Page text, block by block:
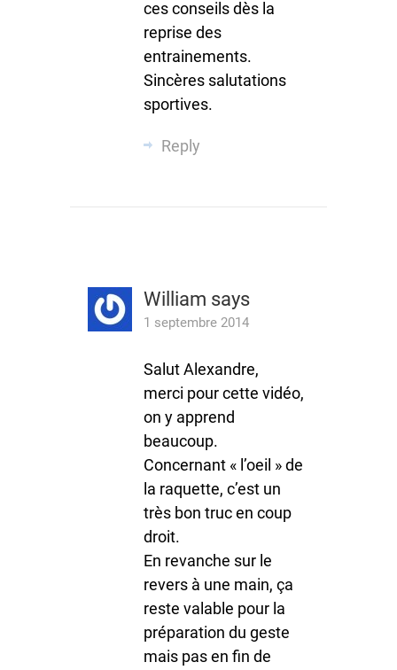
ces conseils dès la
reprise des
entrainements.
Sincères salutations
sportives.
Reply
William says
1 septembre 2014
Salut Alexandre,
merci pour cette vidéo,
on y apprend
beaucoup.
Concernant « l’oeil » de
la raquette, c’est un
très bon truc en coup
droit.
En revanche sur le
revers à une main, ça
reste valable pour la
préparation du geste
mais pas en fin de